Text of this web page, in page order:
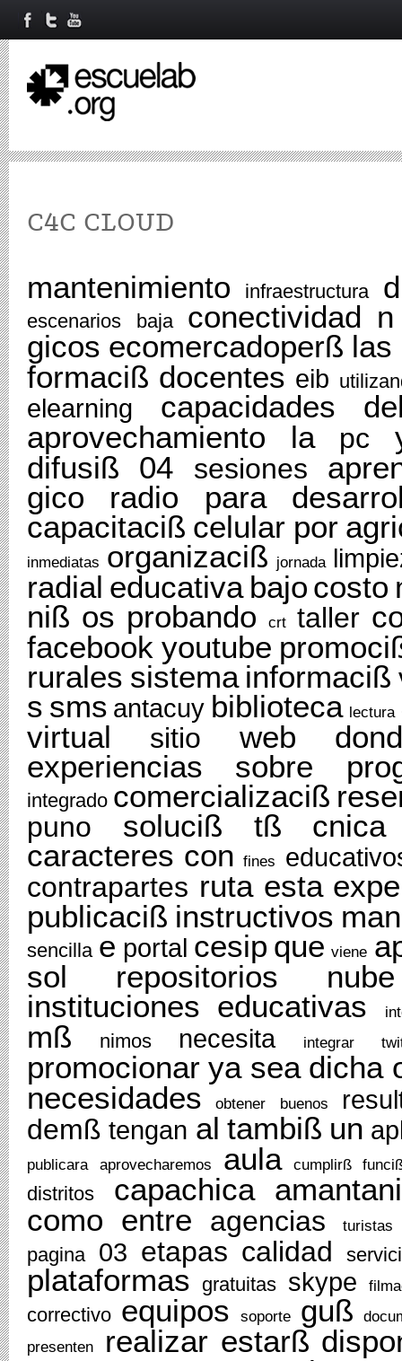
C4C CLOUD
mantenimiento infraestructura
escenarios baja conectividad n
gicos ecomercadoperß las
formaciß docentes eib
elearning capacidades
aprovechamiento
la pc
difusiß
04 sesiones
gico
radio para
capacitaciß celular por
inmediatas organizaciß jornada
radial educativa bajo costo
niß os probando crt taller
facebook youtube
rurales sistema informaciß
s sms antacuy biblioteca lectura
virtual sitio web
experiencias
sobre
integrado comercializaciß
puno soluciß tß
cnica
caracteres con fines
contrapartes ruta esta
publicaciß instructivos
sencilla e portal cesip que viene
sol
repositorios
nube
instituciones educativas
mß nimos necesita integrar
promocionar ya sea dicha
necesidades
obtener buenos
demß tengan al tambiß un
publicara aprovecharemos aula cumplirß
distritos capachica amantani
como entre agencias turistas
pagina 03 etapas calidad
plataformas gratuitas skype
correctivo equipos soporte guß
presenten
realizar estarß